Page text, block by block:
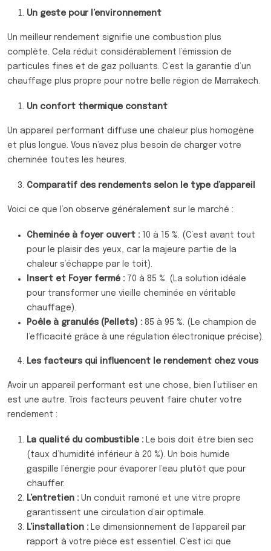
Un geste pour l’environnement
Un meilleur rendement signifie une combustion plus
complète. Cela réduit considérablement l’émission de
particules fines et de gaz polluants. C’est la garantie d’un
chauffage plus propre pour notre belle région de Marrakech.
Un confort thermique constant
Un appareil performant diffuse une chaleur plus homogène
et plus longue. Vous n’avez plus besoin de charger votre
cheminée toutes les heures.
Comparatif des rendements selon le type d’appareil
Voici ce que l’on observe généralement sur le marché :
Cheminée à foyer ouvert : 10 à 15 %. (C’est avant tout
pour le plaisir des yeux, car la majeure partie de la
chaleur s’échappe par le toit).
Insert et Foyer fermé : 70 à 85 %. (La solution idéale
pour transformer une vieille cheminée en véritable
chauffage).
Poêle à granulés (Pellets) : 85 à 95 %. (Le champion de
l’efficacité grâce à une régulation électronique précise).
Les facteurs qui influencent le rendement chez vous
Avoir un appareil performant est une chose, bien l’utiliser en
est une autre. Trois facteurs peuvent faire chuter votre
rendement :
La qualité du combustible : Le bois doit être bien sec
(taux d’humidité inférieur à 20 %). Un bois humide
gaspille l’énergie pour évaporer l’eau plutôt que pour
chauffer.
L’entretien : Un conduit ramoné et une vitre propre
garantissent une circulation d’air optimale.
L’installation : Le dimensionnement de l’appareil par
rapport à votre pièce est essentiel. C’est ici que